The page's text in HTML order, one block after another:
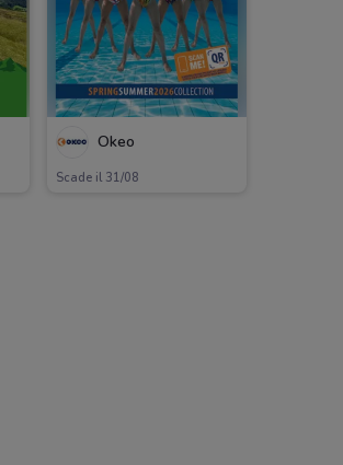
Okeo
Scade il 31/08